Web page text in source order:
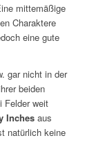
mittemäßige
Charaktere
eine gute
gar nicht in der
beiden
Felder weit
Inchesaus
natürlich keine